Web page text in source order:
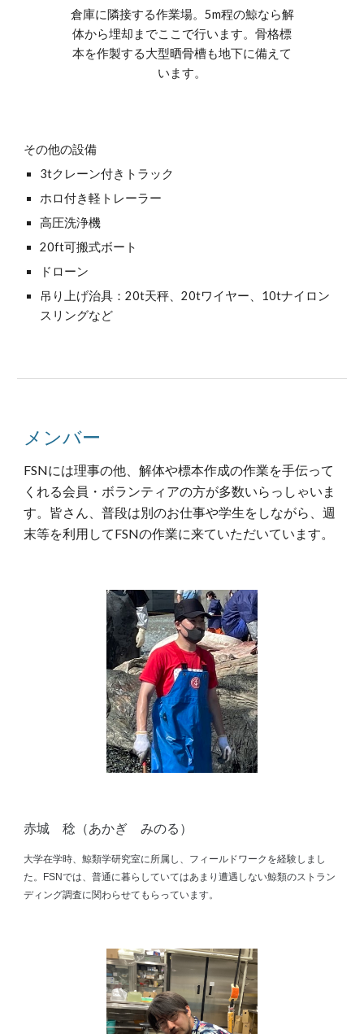
倉庫に隣接する作業場。5m程の鯨なら解
体から埋却までここで行います。骨格標
本を作製する大型晒骨槽も地下に備えて
います。
その他の設備
3tクレーン付きトラック
ホロ付き軽トレーラー
高圧洗浄機
20ft可搬式ボート
ドローン
吊り上げ治具：20t天秤、20tワイヤー、10tナイロン
スリングなど
メンバー
FSNには理事の他、解体や標本作成の作業を手伝って
くれる会員・ボランティアの方が多数いらっしゃいま
す。皆さん、普段は別のお仕事や学生をしながら、週
末等を利用してFSNの作業に来ていただいています。
赤城 稔 （あかぎ みのる）
大学在学時、鯨類学研究室に所属し、フィールドワークを経験しまし
た。FSNでは、普通に暮らしていてはあまり遭遇しない鯨類のストラン
ディング調査に関わらせてもらっています。